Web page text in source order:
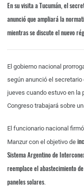
En su visita a Tucumán, el
anunció que ampliará la
mientras se discute el nuevo
El gobierno nacional
según anunció el secretario
jueves cuando estuvo en la
Congreso trabajará sobre
El funcionario nacional
Manzur con el objetivo de
Sistema Argentino de
reemplace el abastecimiento
paneles solares.